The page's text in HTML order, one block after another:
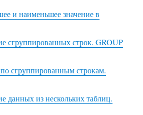
и наименьшее значение в
сгруппированных строк. GROUP
сгруппированным строкам.
данных из нескольких таблиц.